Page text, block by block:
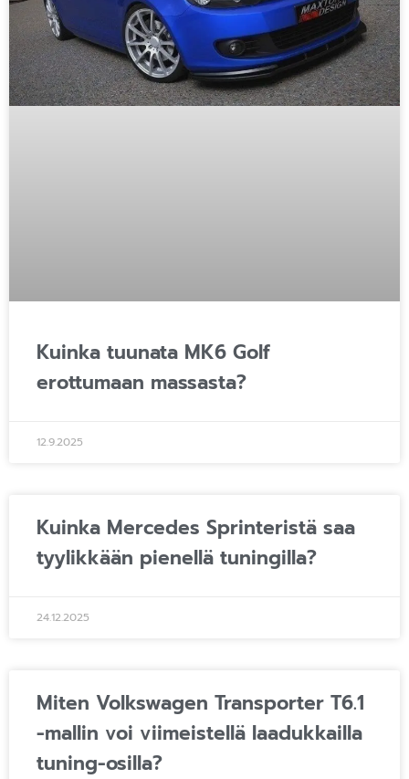
Kuinka tuunata MK6 Golf
erottumaan massasta?
12.9.2025
Kuinka Mercedes Sprinteristä saa
tyylikkään pienellä tuningilla?
24.12.2025
Miten Volkswagen Transporter T6.1
-mallin voi viimeistellä laadukkailla
tuning-osilla?